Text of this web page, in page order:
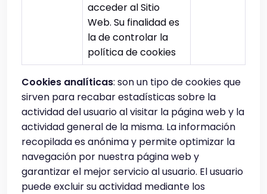
acceder al Sitio
Web. Su finalidad es
la de controlar la
política de cookies
Cookies analíticas: son un tipo de cookies que
sirven para recabar estadísticas sobre la
actividad del usuario al visitar la página web y la
actividad general de la misma. La información
recopilada es anónima y permite optimizar la
navegación por nuestra página web y
garantizar el mejor servicio al usuario. El usuario
puede excluir su actividad mediante los